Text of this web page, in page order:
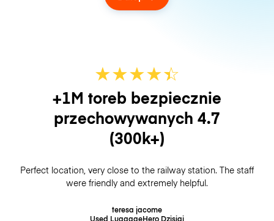
★★★★☆
★
+1M toreb bezpiecznie
przechowywanych 4.7
(300k+)
Perfect location, very close to the railway station. The staff
were friendly and extremely helpful.
teresa jacome
Used LuggageHero Dzisiaj